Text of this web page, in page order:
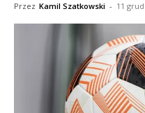
Przez Kamil Szatkowski - 11